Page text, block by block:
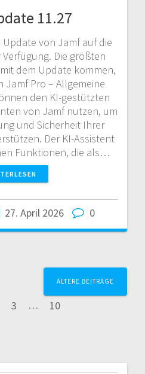
11.27
von Jamf auf die
Die größten
dem Update kommen,
Jamf Pro – Allgemeine
den KI-gestützten
von Jamf nutzen, um
und Sicherheit Ihrer
Der KI-Assistent
Funktionen, die als…
27. April 2026 0
Seite
3 … Seite
10
ÄLTERE BEITRÄGE